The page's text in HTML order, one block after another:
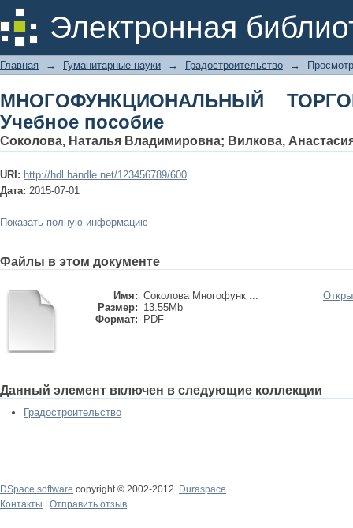
Электронная
МНОГОФУНКЦИОНАЛЬНЫЙ
Главная → Гуманитарные науки → Градостроительство →
МНОГОФУНКЦИОНАЛЬНЫЙ
Учебное пособие
Соколова, Наталья Владимировна; Вилкова,
URI: http://hdl.handle.net/123456789/600
Дата: 2015-07-01
Показать полную информацию
Файлы в этом документе
Имя: Соколова Многофунк ...
Размер: 13.55Mb
Формат:
PDF
Данный элемент включен в следующие коллекции
Градостроительство
DSpace software copyright © 2002-2012
Duraspace
Контакты
Отправить отзыв